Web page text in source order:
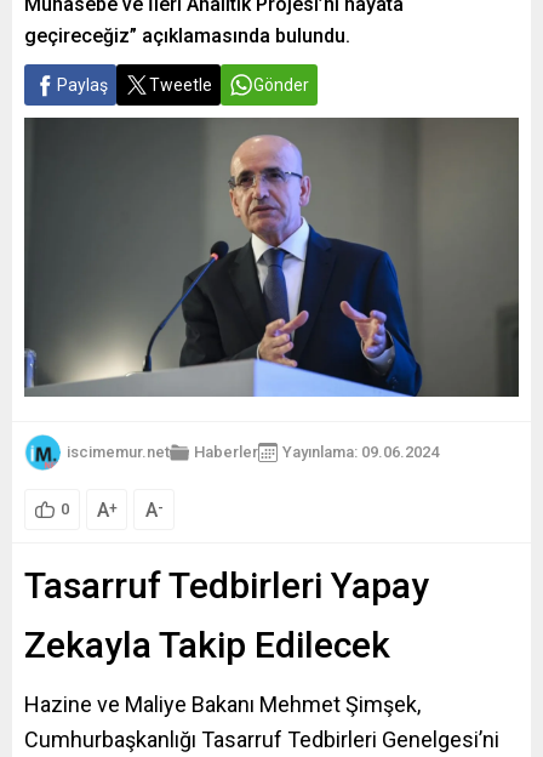
geçireceğiz” açıklamasında bulundu.
Paylaş Tweetle Gönder
iscimemur.net Haberler Yayınlama: 09.06.2024
0 A+ A-
Tasarruf Tedbirleri Yapay
Zekayla Takip Edilecek
Hazine ve Maliye Bakanı Mehmet Şimşek,
Cumhurbaşkanlığı Tasarruf Tedbirleri Genelgesi’ni